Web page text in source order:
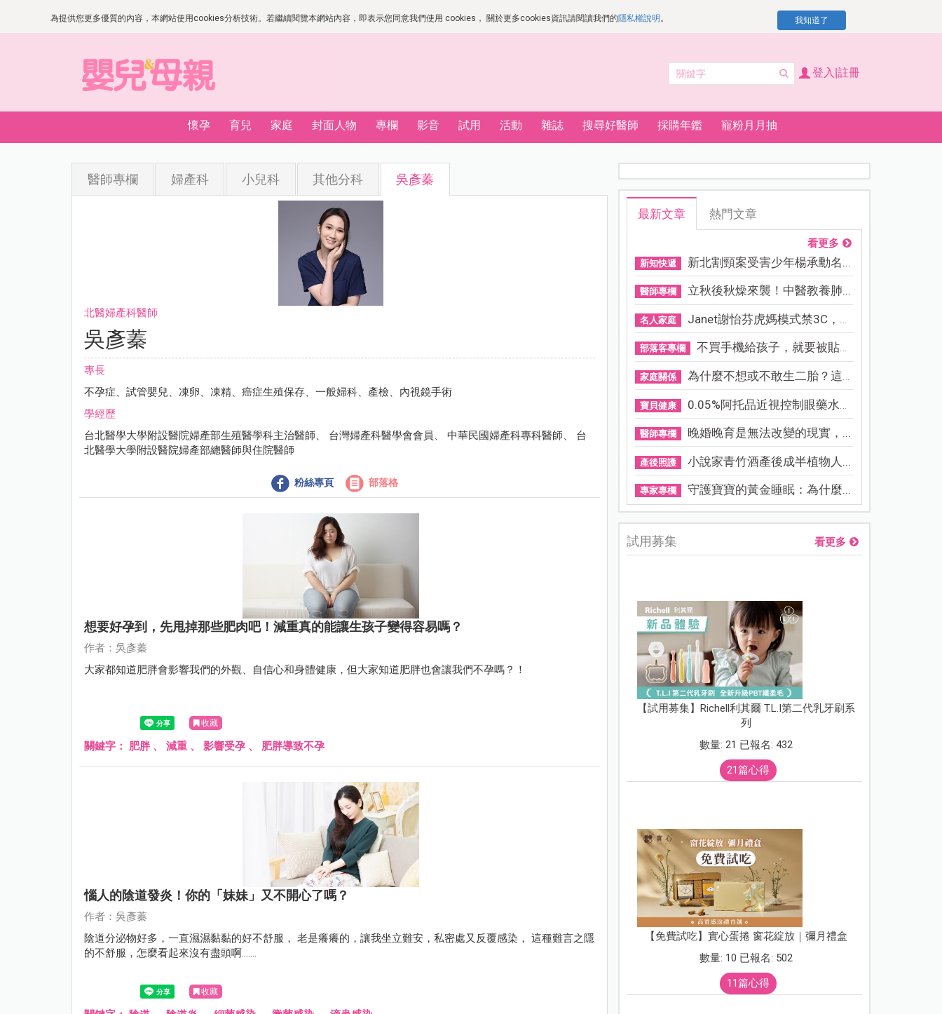
為提供您更多優質的內容，本網站使用cookies分析技術。若繼續閱覽本網站內容，即表示您同意我們使用 cookies， 關於更多cookies資訊請閱讀我們的隱私權說明 。 我知道了
登入|註冊
懷孕 育兒 家庭 封面人物 專欄 影音 試用 活動 雜誌 搜尋好醫師 採購年鑑 寵粉月月抽
醫師專欄 婦產科 小兒科 其他分科 吳彥蓁
北醫婦產科醫師
吳彥蓁
專長
不孕症、試管嬰兒、凍卵、凍精、癌症生殖保存、一般婦科、產檢、內視鏡手術
學經歷
台北醫學大學附設醫院婦產部生殖醫學科主治醫師、 台灣婦產科醫學會會員、 中華民國婦產科專科醫師、 台
北醫學大學附設醫院婦產部總醫師與住院醫師
粉絲專頁 部落格
想要好孕到，先甩掉那些肥肉吧！減重真的能讓生孩子變得容易嗎？
作者：吳彥蓁
大家都知道肥胖會影響我們的外觀、自信心和身體健康，但大家知道肥胖也會讓我們不孕嗎？！
收藏
關鍵字： 肥胖、 減重 、 影響受孕 、 肥胖導致不孕
惱人的陰道發炎！你的「妹妹」又不開心了嗎？
作者：吳彥蓁
陰道分泌物好多，一直濕濕黏黏的好不舒服， 老是癢癢的，讓我坐立難安，私密處又反覆感染， 這種難言之隱
的不舒服，怎麼看起來沒有盡頭啊.......
收藏
最新文章 熱門文章
看更多
新知快遞 新北割頸案受害少年楊承勳名...
醫師專欄 立秋後秋燥來襲！中醫教養肺...
名人家庭 Janet謝怡芬虎媽模式禁3C，看...
部落客專欄 不買手機給孩子，就要被貼「...
家庭關係 為什麼不想或不敢生二胎？這8...
寶貝健康 0.05%阿托品近視控制眼藥水納...
醫師專欄 晚婚晚育是無法改變的現實，...
產後照護 小說家青竹酒產後成半植物人...
專家專欄 守護寶寶的黃金睡眠：為什麼...
試用募集 看更多
【試用募集】Richell利其爾 T.L.I第二代乳牙刷系
列
數量: 21 已報名: 432
21篇心得
【免費試吃】實心蛋捲 窗花綻放｜彌月禮盒
數量: 10 已報名: 502
11篇心得